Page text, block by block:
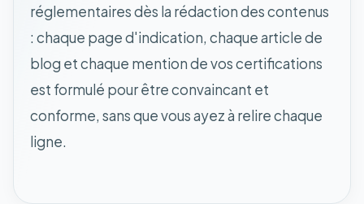
réglementaires dès la rédaction des contenus
: chaque page d'indication, chaque article de
blog et chaque mention de vos certifications
est formulé pour être convaincant et
conforme, sans que vous ayez à relire chaque
ligne.